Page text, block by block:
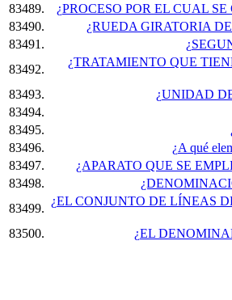
83489.
¿PROCESO POR EL CUAL
83490.
¿RUEDA GIRATORIA
83491.
83492.
¿TRATAMIENTO QUE
83493.
¿UNIDAD
83494.
83495.
83496.
¿A qué
83497.
¿APARATO QUE SE
83498.
83499.
¿EL CONJUNTO DE LÍNEAS
83500.
¿EL